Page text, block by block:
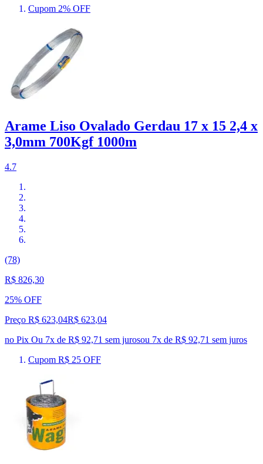
Cupom 2% OFF
Arame Liso Ovalado Gerdau 17 x 15 2,4 x
3,0mm 700Kgf 1000m
4.7
(78)
R$ 826,30
25% OFF
Preço R$ 623,04R$ 623,04
no Pix Ou 7x de R$ 92,71 sem jurosou 7x de R$ 92,71 sem juros
Cupom R$ 25 OFF